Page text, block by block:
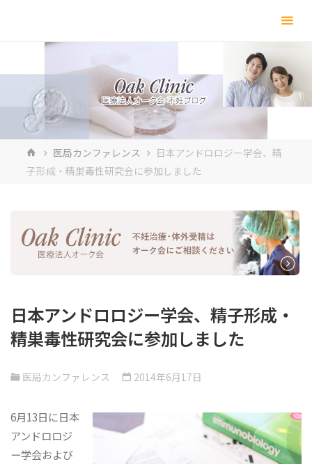
キ
ホ
ー
医局カンファレンス
日本アンドロロジー学会、精
子形成・精巣毒性研究会に参加しました
日本アンドロロジー学会、精子形成・
精巣毒性研究会に参加しました
医局カンファレンス 2014年6月17日
6月13日に日本
アンドロロジ
ー学会および